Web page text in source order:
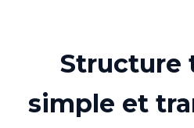
Structure
simple et